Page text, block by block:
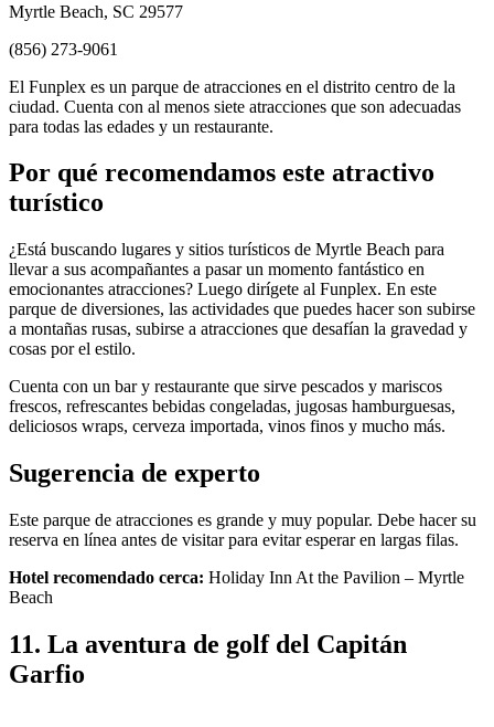
Myrtle Beach, SC 29577
(856) 273-9061
El Funplex es un parque de atracciones en el distrito centro de la
ciudad. Cuenta con al menos siete atracciones que son adecuadas
para todas las edades y un restaurante.
Por qué recomendamos este atractivo
turístico
¿Está buscando lugares y sitios turísticos de Myrtle Beach para
llevar a sus acompañantes a pasar un momento fantástico en
emocionantes atracciones? Luego dirígete al Funplex. En este
parque de diversiones, las actividades que puedes hacer son subirse
a montañas rusas, subirse a atracciones que desafían la gravedad y
cosas por el estilo.
Cuenta con un bar y restaurante que sirve pescados y mariscos
frescos, refrescantes bebidas congeladas, jugosas hamburguesas,
deliciosos wraps, cerveza importada, vinos finos y mucho más.
Sugerencia de experto
Este parque de atracciones es grande y muy popular. Debe hacer su
reserva en línea antes de visitar para evitar esperar en largas filas.
Hotel recomendado cerca: Holiday Inn At the Pavilion – Myrtle
Beach
11. La aventura de golf del Capitán
Garfio